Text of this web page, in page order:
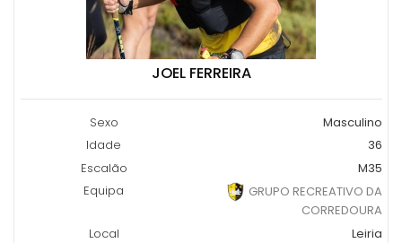
JOEL FERREIRA
Sexo
Masculino
Idade
36
Escalão
M35
Equipa
GRUPO RECREATIVO DA
CORREDOURA
Local
Leiria